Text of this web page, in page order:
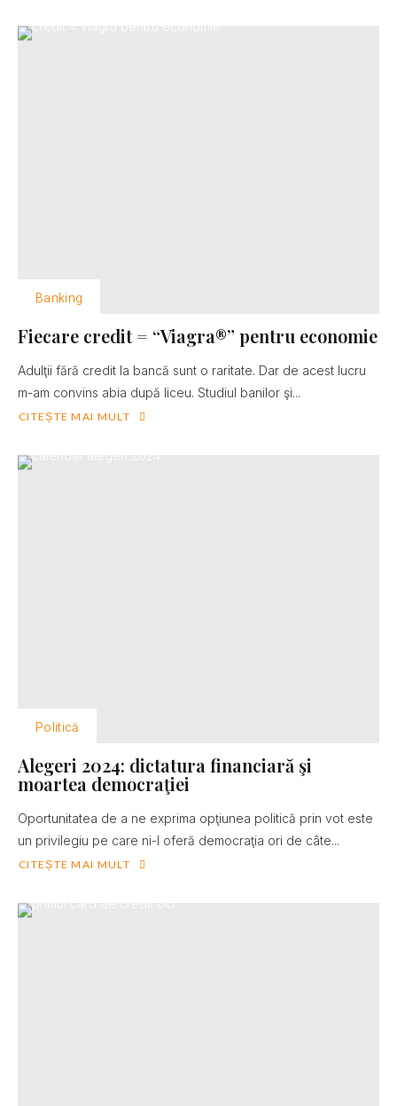
Banking
Fiecare credit = “Viagra®” pentru economie
Adulţii fără credit la bancă sunt o raritate. Dar de acest lucru
m-am convins abia după liceu. Studiul banilor şi...
CITEȘTE MAI MULT
Politică
Alegeri 2024: dictatura financiară şi
moartea democraţiei
Oportunitatea de a ne exprima opţiunea politică prin vot este
un privilegiu pe care ni-l oferă democraţia ori de câte...
CITEȘTE MAI MULT